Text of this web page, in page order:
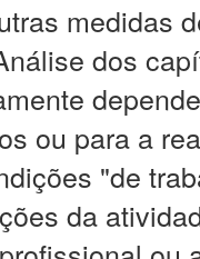
medidas
dos
ou para a
"de
da